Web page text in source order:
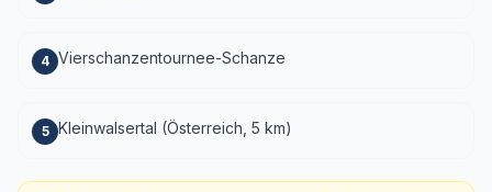
4 Vierschanzentournee-Schanze
5 Kleinwalsertal (Österreich, 5 km)